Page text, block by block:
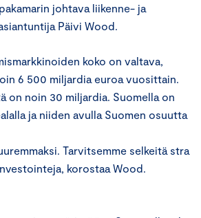
johtava liikenne- ja
Päivi Wood.
koko on valtava,
6 500 miljardia euroa vuosittain.
on noin 30 miljardia. Suomella on
ja niiden avulla Suomen osuutta
Tarvitsemme selkeitä stra
korostaa Wood.